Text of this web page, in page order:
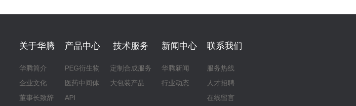
关于华腾
华腾简介
企业文化
董事长致辞
产品中心
PEG衍生物
医药中间体
API
技术服务
定制合成服务
大包装产品
新闻中心
华腾新闻
行业动态
联系我们
服务热线
人才招聘
在线留言